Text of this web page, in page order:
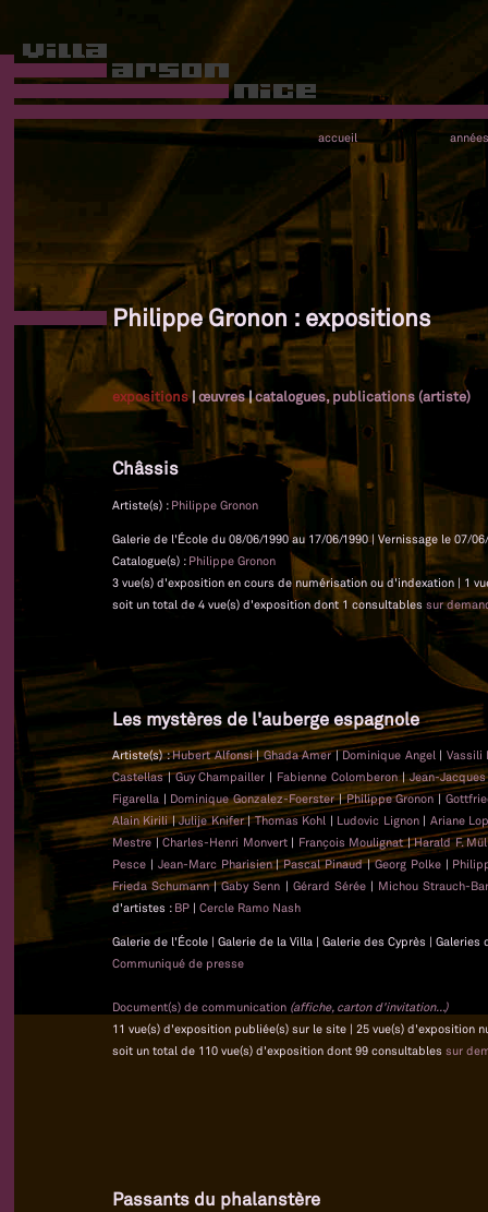
accueil années
Philippe Gronon : expositions
expositions|œuvres|catalogues, publications (artiste)
Châssis
Artiste(s) : Philippe Gronon
Galerie de l'École du 08/06/1990 au 17/06/1990 | Vernissage le 07/06/
Catalogue(s) : Philippe Gronon
3 vue(s) d'exposition en cours de numérisation ou d'indexation | 1
soit un total de 4 vue(s) d'exposition dont 1 consultables sur
Les mystères de l'auberge espagnole
Artiste(s) :Hubert Alfonsi|Ghada Amer|Dominique Angel | Vassili
Castellas|Guy Champailler | Fabienne Colomberon|Jean-
Figarella | Dominique Gonzalez-Foerster|Philippe Gronon|
Alain Kirili|Julije Knifer|Thomas Kohl | Ludovic Lignon | Ariane
Mestre|Charles-Henri Monvert | François Moulignat|Harald F.
Pesce | Jean-Marc Pharisien|Pascal Pinaud|Georg Polke |
Frieda Schumann|Gaby Senn | Gérard Sérée | Michou Strauch-
d'artistes : BP | Cercle Ramo Nash
Galerie de l'École | Galerie de la Villa | Galerie des Cyprès |
Communiqué de presse
Document(s) de communication (affiche, carton d'invitation...)
11 vue(s) d'exposition publiée(s) sur le site | 25 vue(s) d'exposition
soit un total de 110 vue(s) d'exposition dont 99 consultables sur
Passants du phalanstère